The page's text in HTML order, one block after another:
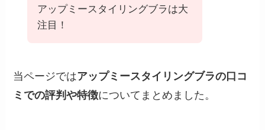
アップミースタイリングブラは大
注目！
当ページではアップミースタイリングブラの口コ
ミでの評判や特徴についてまとめました。